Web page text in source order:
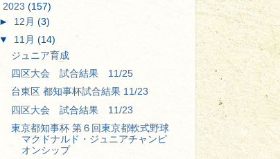
2023 (157)
► 12月(3)
▼ 11月(14)
ジュニア育成
四区大会 試合結果 11/25
台東区 都知事杯試合結果 11/23
四区大会 試合結果 11/23
東京都知事杯 第６回東京都軟式野球
マクドナルド・ジュニアチャンピ
オンシップ